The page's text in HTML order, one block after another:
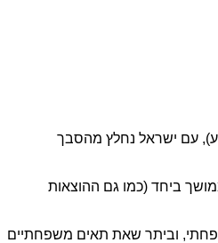
עם ישראל נחלץ מהסבך
ביחד (כמו גם ההוצאות
וביתר שאת תאים משפחתיים